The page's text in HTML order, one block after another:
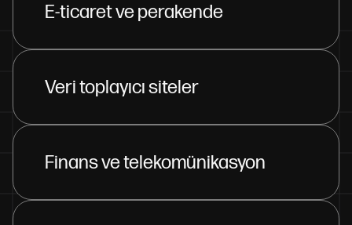
E-ticaret ve perakende
Veri toplayıcı siteler
Finans ve telekomünikasyon